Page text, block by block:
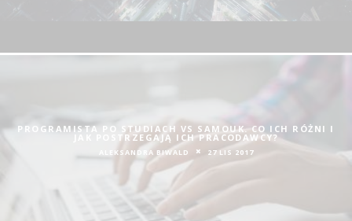
PROGRAMISTA PO STUDIACH VS SAMOUK. CO ICH RÓŻNI I
JAK POSTRZEGAJĄ ICH PRACODAWCY?
ALEKSANDRA BIWALD 27 LIS 2017